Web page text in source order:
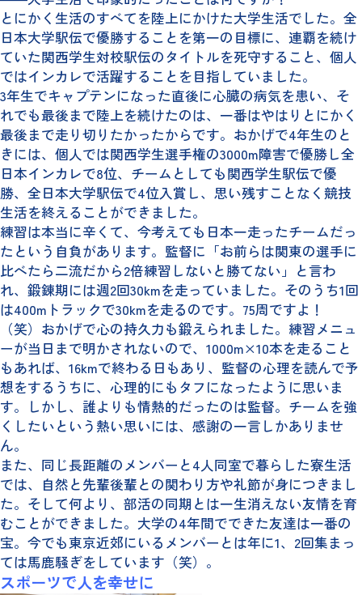
とにかく生活のすべてを陸上にかけた大学生活でした。全
日本大学駅伝で優勝することを第一の目標に、連覇を続け
ていた関西学生対校駅伝のタイトルを死守すること、個人
ではインカレで活躍することを目指していました。
3年生でキャプテンになった直後に心臓の病気を患い、そ
れでも最後まで陸上を続けたのは、一番はやはりとにかく
最後まで走り切りたかったからです。おかげで4年生のと
きには、個人では関西学生選手権の3000m障害で優勝し全
日本インカレで8位、チームとしても関西学生駅伝で優
勝、全日本大学駅伝で4位入賞し、思い残すことなく競技
生活を終えることができました。
練習は本当に辛くて、今考えても日本一走ったチームだっ
たという自負があります。監督に「お前らは関東の選手に
比べたら二流だから2倍練習しないと勝てない」と言わ
れ、鍛錬期には週2回30kmを走っていました。そのうち1回
は400mトラックで30kmを走るのです。75周ですよ！
（笑）おかげで心の持久力も鍛えられました。練習メニュ
ーが当日まで明かされないので、1000m×10本を走ること
もあれば、16kmで終わる日もあり、監督の心理を読んで予
想をするうちに、心理的にもタフになったように思いま
す。しかし、誰よりも情熱的だったのは監督。チームを強
くしたいという熱い思いには、感謝の一言しかありませ
ん。
また、同じ長距離のメンバーと4人同室で暮らした寮生活
では、自然と先輩後輩との関わり方や礼節が身につきまし
た。そして何より、部活の同期とは一生消えない友情を育
むことができました。大学の4年間でできた友達は一番の
宝。今でも東京近郊にいるメンバーとは年に1、2回集まっ
ては馬鹿騒ぎをしています（笑）。
スポーツで人を幸せに